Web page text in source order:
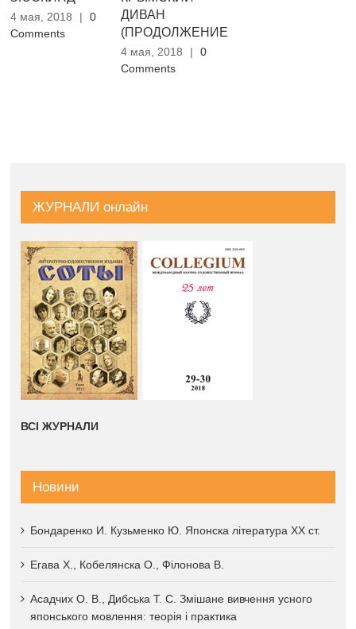
4 мая, 2018 |
0
Comments
ДИВАН
(ПРОДОЛЖЕНИЕ)
4 мая, 2018 |
0
Comments
ЖУРНАЛИ онлайн
ВСІ ЖУРНАЛИ
Новини
Бондаренко И. Кузьменко Ю. Японска література XX ст.
Егава Х., Кобелянска О., Філонова В.
Асадчих О. В., Дибська Т. С. Змішане вивчення усного
японського мовлення: теорія і практика